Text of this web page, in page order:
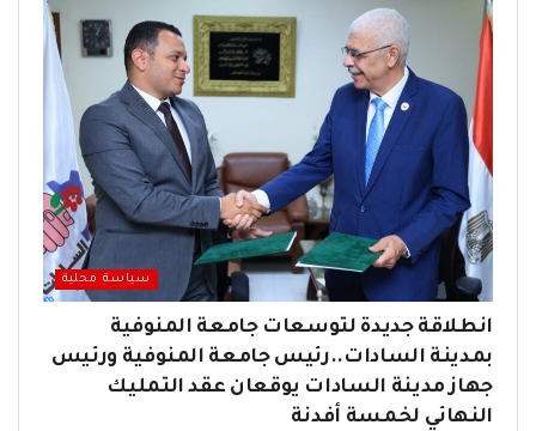
سياسة محلية
انطلاقة جديدة لتوسعات جامعة المنوفية
بمدينة السادات..رئيس جامعة المنوفية ورئيس
جهاز مدينة السادات يوقعان عقد التمليك
النهائي لخمسة أفدنة